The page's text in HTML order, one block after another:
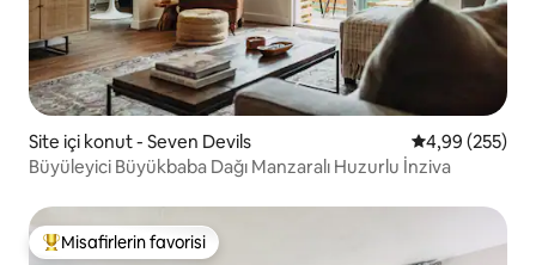
Site içi konut - Seven Devils 5 üzerinden
4,99 (255)
Büyüleyici Büyükbaba Dağı Manzaralı Huzurlu İnziva
Misafirlerin favorilerinden en beğenilenler arasında
Misafirlerin favorisi